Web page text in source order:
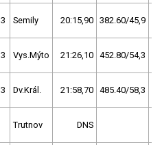
3 Semily 20:15,90 382.60/45,9
3 Vys.Mýto 21:26,10 452.80/54,3
3 Dv.Král. 21:58,70 485.40/58,3
Trutnov DNS